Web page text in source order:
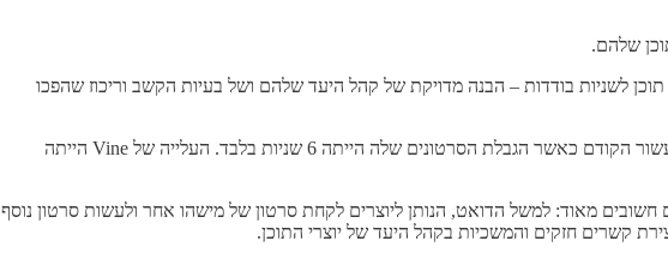
שלהם.
לשניות בודדות – הבנה מדויקת של קהל היעד שלהם ושל בעיות הקשב וריכוז שהפכו
רבים השוו את טיקטוק בראשית דרכה לאפליקציית Vine, שהפכה פופולארית בראשית העשור הקודם כאשר הגבלת הסרטונים שלה הייתה 6 שניות בלבד. העלייה של Vine הייתה
מאוד: למשל הדואט, הנותן ליוצרים לקחת סרטון של מישהו אחר ולעשות סרטון נוסף
קשרים חזקים והמשכיות בקהל היעד של יוצרי התוכן.